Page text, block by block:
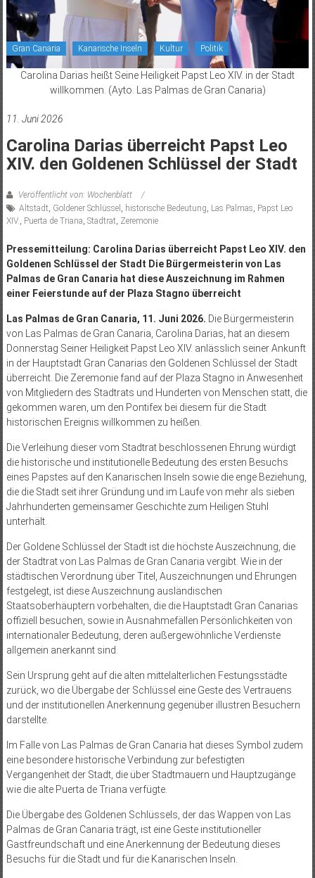
Gran Canaria Kanarische Inseln Kultur Politik
Carolina Darias heißt Seine Heiligkeit Papst Leo XIV. in der Stadt
willkommen. (Ayto. Las Palmas de Gran Canaria)
11. Juni 2026
Carolina Darias überreicht Papst Leo
XIV. den Goldenen Schlüssel der Stadt
Veröffentlicht von: Wochenblatt
Altstadt, Goldener Schlüssel , historische Bedeutung, Las Palmas, Papst Leo
XIV., Puerta de Triana, Stadtrat, Zeremonie
Pressemitteilung: Carolina Darias überreicht Papst Leo XIV. den
Goldenen Schlüssel der Stadt Die Bürgermeisterin von Las
Palmas de Gran Canaria hat diese Auszeichnung im Rahmen
einer Feierstunde auf der Plaza Stagno überreicht
Las Palmas de Gran Canaria, 11. Juni 2026. Die Bürgermeisterin
von Las Palmas de Gran Canaria, Carolina Darias, hat an diesem
Donnerstag Seiner Heiligkeit Papst Leo XIV. anlässlich seiner Ankunft
in der Hauptstadt Gran Canarias den Goldenen Schlüssel der Stadt
überreicht. Die Zeremonie fand auf der Plaza Stagno in Anwesenheit
von Mitgliedern des Stadtrats und Hunderten von Menschen statt, die
gekommen waren, um den Pontifex bei diesem für die Stadt
historischen Ereignis willkommen zu heißen.
Die Verleihung dieser vom Stadtrat beschlossenen Ehrung würdigt
die historische und institutionelle Bedeutung des ersten Besuchs
eines Papstes auf den Kanarischen Inseln sowie die enge Beziehung,
die die Stadt seit ihrer Gründung und im Laufe von mehr als sieben
Jahrhunderten gemeinsamer Geschichte zum Heiligen Stuhl
unterhält.
Der Goldene Schlüssel der Stadt ist die höchste Auszeichnung, die
der Stadtrat von Las Palmas de Gran Canaria vergibt. Wie in der
städtischen Verordnung über Titel, Auszeichnungen und Ehrungen
festgelegt, ist diese Auszeichnung ausländischen
Staatsoberhäuptern vorbehalten, die die Hauptstadt Gran Canarias
offiziell besuchen, sowie in Ausnahmefällen Persönlichkeiten von
internationaler Bedeutung, deren außergewöhnliche Verdienste
allgemein anerkannt sind.
Sein Ursprung geht auf die alten mittelalterlichen Festungsstädte
zurück, wo die Übergabe der Schlüssel eine Geste des Vertrauens
und der institutionellen Anerkennung gegenüber illustren Besuchern
darstellte.
Im Falle von Las Palmas de Gran Canaria hat dieses Symbol zudem
eine besondere historische Verbindung zur befestigten
Vergangenheit der Stadt, die über Stadtmauern und Hauptzugänge
wie die alte Puerta de Triana verfügte.
Die Übergabe des Goldenen Schlüssels, der das Wappen von Las
Palmas de Gran Canaria trägt, ist eine Geste institutioneller
Gastfreundschaft und eine Anerkennung der Bedeutung dieses
Besuchs für die Stadt und für die Kanarischen Inseln.